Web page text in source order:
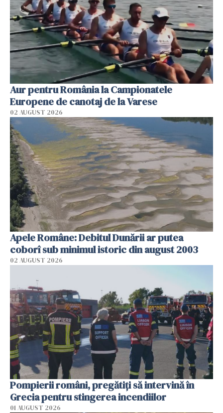
Aur pentru România la Campionatele
Europene de canotaj de la Varese
02 AUGUST 2026
Apele Române: Debitul Dunării ar putea
coborî sub minimul istoric din august 2003
02 AUGUST 2026
Pompierii români, pregătiţi să intervină în
Grecia pentru stingerea incendiilor
01 AUGUST 2026